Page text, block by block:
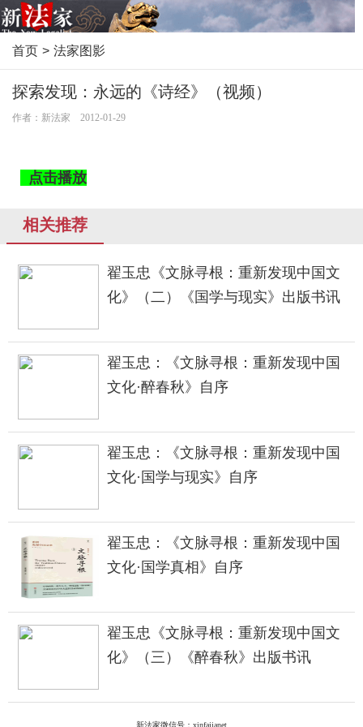
首页 > 法家图影
探索发现：永远的《诗经》（视频）
作者：新法家 2012-01-29
点击播放
相关推荐
翟玉忠《文脉寻根：重新发现中国文
化》（二）《国学与现实》出版书讯
翟玉忠：《文脉寻根：重新发现中国
文化·醉春秋》自序
翟玉忠：《文脉寻根：重新发现中国
文化·国学与现实》自序
翟玉忠：《文脉寻根：重新发现中国
文化·国学真相》自序
翟玉忠《文脉寻根：重新发现中国文
化》（三）《醉春秋》出版书讯
新法家微信号：xinfajianet